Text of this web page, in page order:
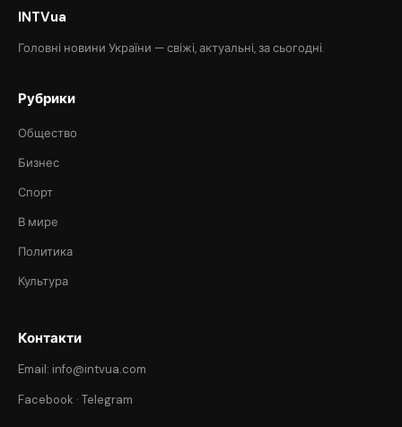
INTVua
Головні новини України — свіжі, актуальні, за сьогодні.
Рубрики
Общество
Бизнес
Спорт
В мире
Политика
Культура
Контакти
Email: info@intvua.com
Facebook · Telegram